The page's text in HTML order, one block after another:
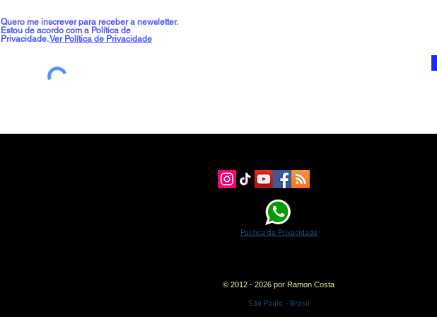
Quero me inscrever para receber a newsletter.
Estou de acordo com a Política de
Privacidade.Ver Política de Privacidade
Política de Privacidade
© 2012 - 2026 por Ramon Costa
São Paulo - Brasil